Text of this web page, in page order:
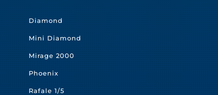
Diamond
Mini Diamond
Mirage 2000
Phoenix
Rafale 1/5